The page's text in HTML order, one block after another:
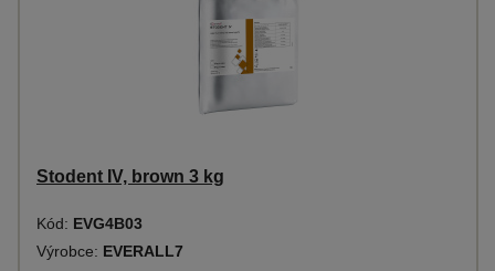
Stodent IV, brown 3 kg
Kód: EVG4B03
Výrobce: EVERALL7